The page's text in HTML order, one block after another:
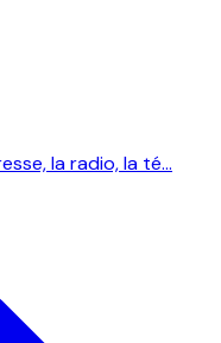
la radio, la té...